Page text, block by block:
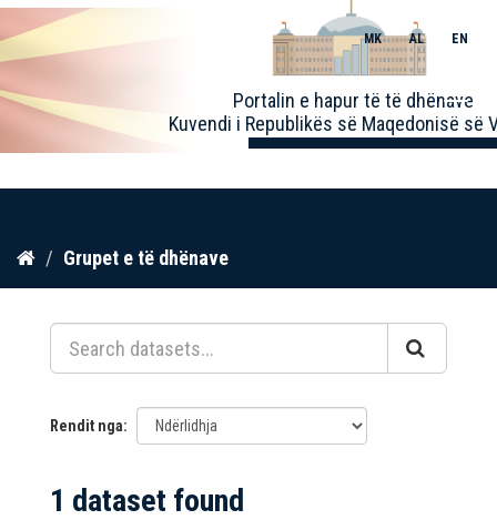
Kalo
përmbajtja
Portalin e hapur të të dhënave
Kuvendi i Republikës së Maqedonisë së
MK AL EN
Toggle
Grupet e të dhënave
Rendit nga
1 dataset found